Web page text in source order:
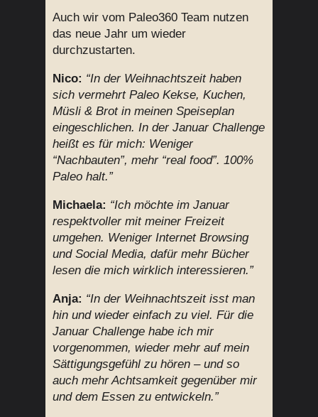
Auch wir vom Paleo360 Team nutzen
das neue Jahr um wieder
durchzustarten.
Nico: “In der Weihnachtszeit haben
sich vermehrt Paleo Kekse, Kuchen,
Müsli & Brot in meinen Speiseplan
eingeschlichen. In der Januar Challenge
heißt es für mich: Weniger
“Nachbauten”, mehr “real food”. 100%
Paleo halt.”
Michaela: “Ich möchte im Januar
respektvoller mit meiner Freizeit
umgehen. Weniger Internet Browsing
und Social Media, dafür mehr Bücher
lesen die mich wirklich interessieren.”
Anja: “In der Weihnachtszeit isst man
hin und wieder einfach zu viel. Für die
Januar Challenge habe ich mir
vorgenommen, wieder mehr auf mein
Sättigungsgefühl zu hören – und so
auch mehr Achtsamkeit gegenüber mir
und dem Essen zu entwickeln.”